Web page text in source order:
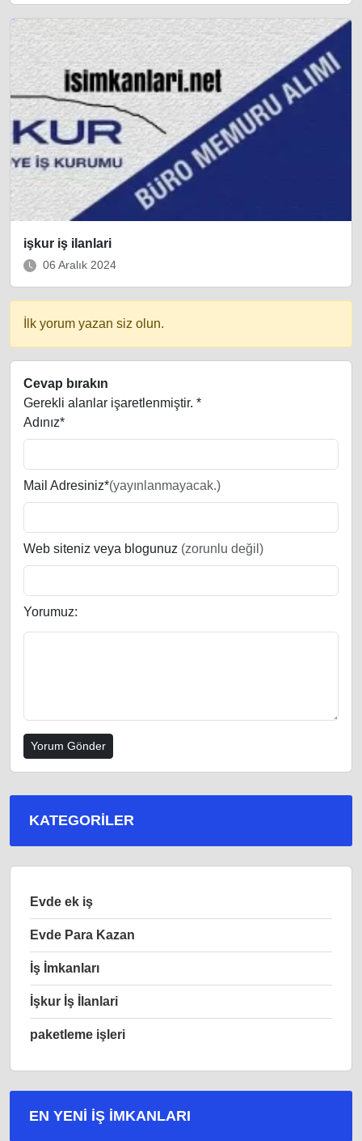
işkur iş ilanlari
06 Aralık 2024
İlk yorum yazan siz olun.
Cevap bırakın
Gerekli alanlar işaretlenmiştir. *
Adınız*
Mail Adresiniz*(yayınlanmayacak.)
Web siteniz veya blogunuz (zorunlu değil)
Yorumuz:
KATEGORILER
Evde ek iş
Evde Para Kazan
İş İmkanları
İşkur İş İlanlari
paketleme işleri
EN YENI İŞ IMKANLARI